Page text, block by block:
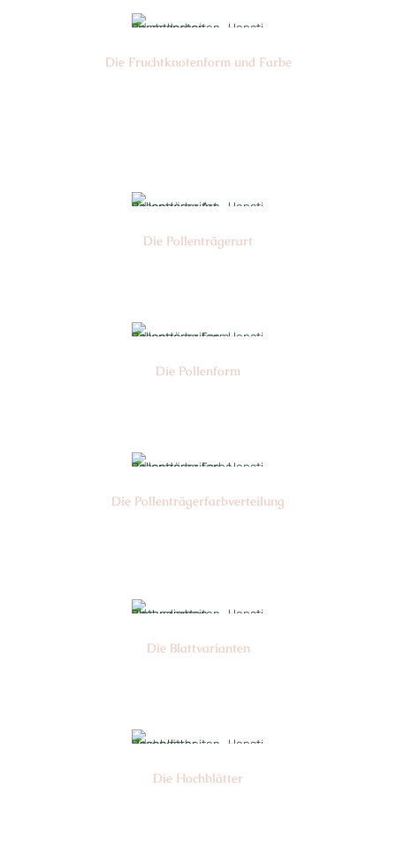
Die Frucht­knotenform und Farbe
Die Pollen­trägerart
Die Pollen­form
Die Pollen­trägerfarb­verteilung
Die Blattvarianten
Die Hochblätter